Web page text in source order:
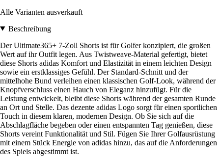
Alle Varianten ausverkauft
Beschreibung
Der Ultimate365+ 7-Zoll Shorts ist für Golfer konzipiert, die großen
Wert auf ihr Outfit legen. Aus Twistweave-Material gefertigt, bietet
diese Shorts adidas Komfort und Elastizität in einem leichten Design
sowie ein erstklassiges Gefühl. Der Standard-Schnitt und der
mittelhohe Bund verleihen einen klassischen Golf-Look, während der
Knopfverschluss einen Hauch von Eleganz hinzufügt. Für die
Leistung entwickelt, bleibt diese Shorts während der gesamten Runde
an Ort und Stelle. Das dezente adidas Logo sorgt für einen sportlichen
Touch in diesem klaren, modernen Design. Ob Sie sich auf die
Abschlagfläche begeben oder einen entspannten Tag genießen, diese
Shorts vereint Funktionalität und Stil. Fügen Sie Ihrer Golfausrüstung
mit einem Stück Energie von adidas hinzu, das auf die Anforderungen
des Spiels abgestimmt ist.